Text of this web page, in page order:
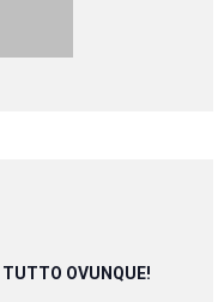
OVUNQUE!